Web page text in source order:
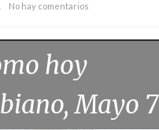
No hay comentarios
hoy
Mayo 7